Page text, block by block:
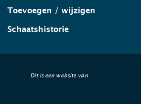
Toevoegen / wijzigen
Schaatshistorie
Dit is een website van